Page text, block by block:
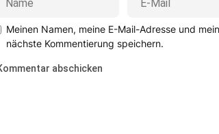
Meinen Namen, meine E-Mail-Adresse und
nächste Kommentierung speichern.